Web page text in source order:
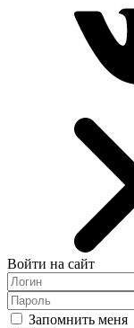
Войти на сайт
Запомнить меня